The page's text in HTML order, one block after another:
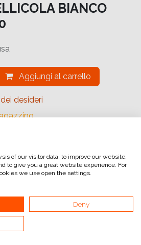
BIANCO
Aggiungi al carrello
desideri
of our visitor data, to improve our website,
to give you a great website experience. For
we use open the settings.
Deny